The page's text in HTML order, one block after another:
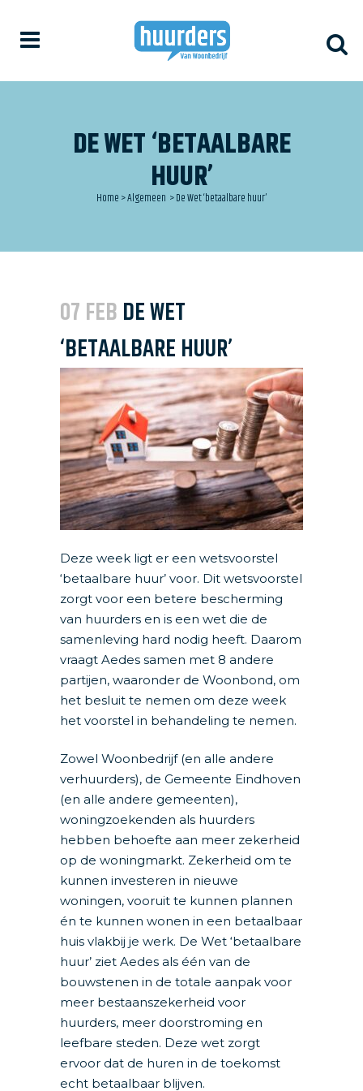
DE WET ‘BETAALBARE
HUUR’
Home >Algemeen >De Wet ‘betaalbare huur’
07 FEB DE WET
‘BETAALBARE HUUR’
Deze week ligt er een wetsvoorstel
‘betaalbare huur’ voor. Dit wetsvoorstel
zorgt voor een betere bescherming
van huurders en is een wet die de
samenleving hard nodig heeft. Daarom
vraagt Aedes samen met 8 andere
partijen, waaronder de Woonbond, om
het besluit te nemen om deze week
het voorstel in behandeling te nemen.
Zowel Woonbedrijf (en alle andere
verhuurders), de Gemeente Eindhoven
(en alle andere gemeenten),
woningzoekenden als huurders
hebben behoefte aan meer zekerheid
op de woningmarkt. Zekerheid om te
kunnen investeren in nieuwe
woningen, vooruit te kunnen plannen
én te kunnen wonen in een betaalbaar
huis vlakbij je werk. De Wet ‘betaalbare
huur’ ziet Aedes als één van de
bouwstenen in de totale aanpak voor
meer bestaanszekerheid voor
huurders, meer doorstroming en
leefbare steden. Deze wet zorgt
ervoor dat de huren in de toekomst
echt betaalbaar blijven.